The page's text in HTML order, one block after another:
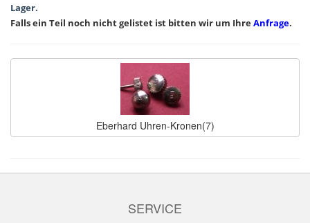
Lager.
Falls ein Teil noch nicht gelistet ist bitten wir um IhreAnfrage.
Eberhard Uhren-Kronen(7)
SERVICE